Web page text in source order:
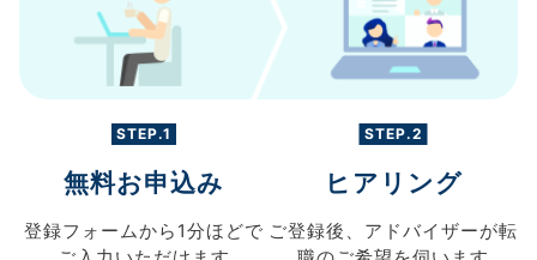
STEP.1
無料お申込み
登録フォームから 1分ほどで
STEP.2
ヒアリング
ご登録後、 アドバイザーが転